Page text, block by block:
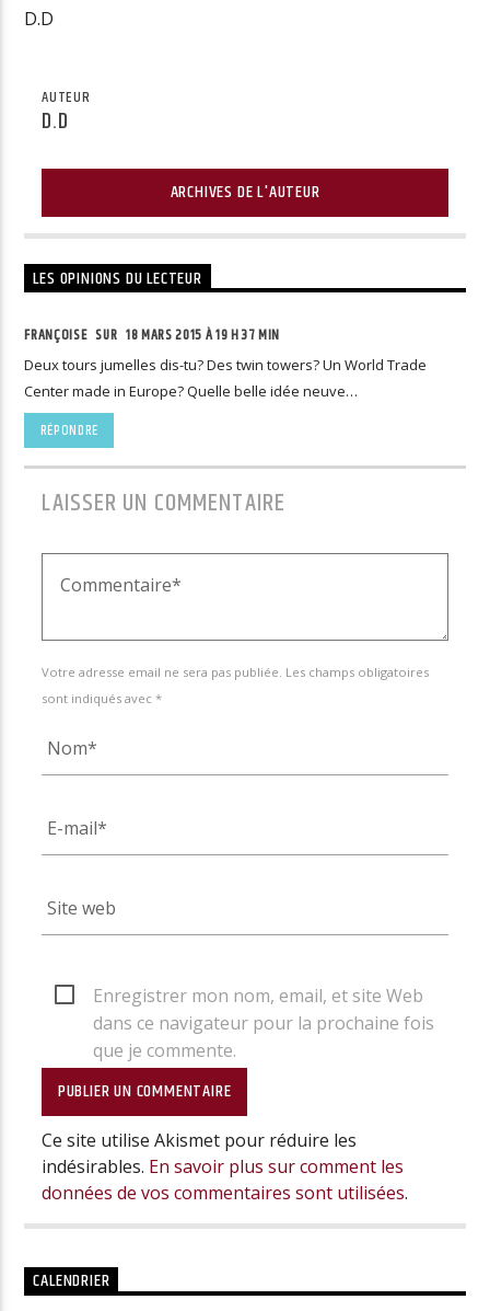
D.D
AUTEUR
D.D
ARCHIVES DE L'AUTEUR
LES OPINIONS DU LECTEUR
FRANÇOISE SUR18 MARS 2015 À 19 H 37 MIN
Deux tours jumelles dis-tu? Des twin towers? Un World Trade
Center made in Europe? Quelle belle idée neuve…
RÉPONDRE
LAISSER UN COMMENTAIRE
Votre adresse email ne sera pas publiée. Les champs obligatoires
sont indiqués avec *
Enregistrer mon nom, email, et site Web
dans ce navigateur pour la prochaine fois
que je commente.
Ce site utilise Akismet pour réduire les
indésirables. En savoir plus sur comment les
données de vos commentaires sont utilisées.
CALENDRIER